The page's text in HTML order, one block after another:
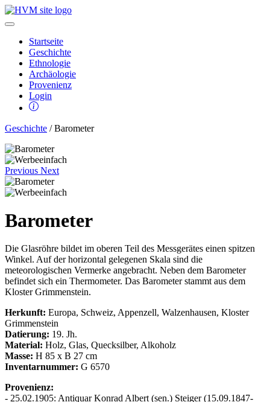
Startseite
Geschichte
Ethnologie
Archäologie
Provenienz
Login
Geschichte / Barometer
Previous Next
Barometer
Die Glasröhre bildet im oberen Teil des Messgerätes einen spitzen
Winkel. Auf der horizontal gelegenen Skala sind die
meteorologischen Vermerke angebracht. Neben dem Barometer
befindet sich ein Thermometer. Das Barometer stammt aus dem
Kloster Grimmenstein.
Herkunft: Europa, Schweiz, Appenzell, Walzenhausen, Kloster
Grimmenstein
Datierung: 19. Jh.
Material: Holz, Glas, Quecksilber, Alkoholz
Masse: H 85 x B 27 cm
Inventarnummer: G 6570
Provenienz:
- 25.02.1905: Antiquar Konrad Albert (sen.) Steiger (15.09.1847-